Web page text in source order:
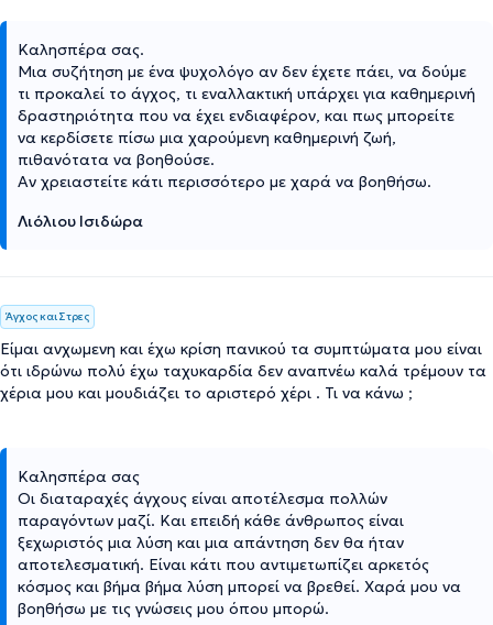
Καλησπέρα σας.
Μια συζήτηση με ένα ψυχολόγο αν δεν έχετε πάει, να δούμε
τι προκαλεί το άγχος, τι εναλλακτική υπάρχει για καθημερινή
δραστηριότητα που να έχει ενδιαφέρον, και πως μπορείτε
να κερδίσετε πίσω μια χαρούμενη καθημερινή ζωή,
πιθανότατα να βοηθούσε.
Αν χρειαστείτε κάτι περισσότερο με χαρά να βοηθήσω.
Λιόλιου Ισιδώρα
Άγχος και Στρες
Είμαι ανχωμενη και έχω κρίση πανικού τα συμπτώματα μου είναι
ότι ιδρώνω πολύ έχω ταχυκαρδία δεν αναπνέω καλά τρέμουν τα
χέρια μου και μουδιάζει το αριστερό χέρι . Τι να κάνω ;
Καλησπέρα σας
Οι διαταραχές άγχους είναι αποτέλεσμα πολλών
παραγόντων μαζί. Και επειδή κάθε άνθρωπος είναι
ξεχωριστός μια λύση και μια απάντηση δεν θα ήταν
αποτελεσματική. Είναι κάτι που αντιμετωπίζει αρκετός
κόσμος και βήμα βήμα λύση μπορεί να βρεθεί. Χαρά μου να
βοηθήσω με τις γνώσεις μου όπου μπορώ.